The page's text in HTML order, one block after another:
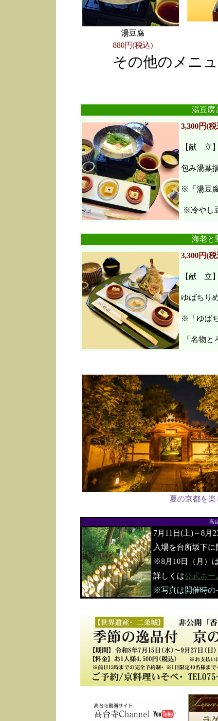
湯豆腐
880円(税込)
その他のメニ
湯豆腐
3,300円(
【献 立
包み湯葉
※「湯豆
※冷やし
海老
3,300円(
【献 立
ゆばちり
※「ゆば
「名物と
夏の京都を
高
7月11日(土)～8月
入場を台所坂下
※8月10日（月）
詳しくは公式ホー
※写真は開催時の